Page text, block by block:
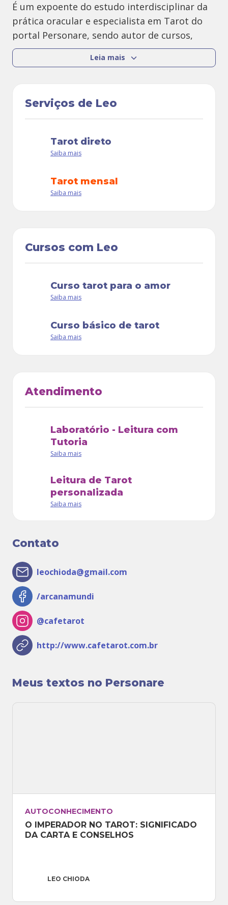
É um expoente do estudo interdisciplinar da
prática oracular e especialista em Tarot do
portal Personare, sendo autor de cursos,
palestras, artigos e produtos sobre o
assunto. Também realizaconsultas online.
prefaciador de importantes títulos sobre
Tarot publicados no país.
Assina oCafé Tarot
portuguesa, com associações entre os
arcanos e a cultura popular, a literatura, a
Leia mais
Meus textos no Personare
AUTOCONHECIMENTO
O IMPERADOR NO TAROT: SIGNIFICADO
DA CARTA E CONSELHOS
LEO CHIODA
Serviços de Leo
tarot direto
Saiba mais
tarot mensal
Saiba mais
Cursos com Leo
curso tarot para o amor
Saiba mais
curso básico de tarot
Saiba mais
Atendimento
Laboratório - Leitura com
Tutoria
Saiba mais
Leitura de Tarot
personalizada
Saiba mais
Contato
leochioda@gmail.com
/arcanamundi
@cafetarot
http://www.cafetarot.com.br